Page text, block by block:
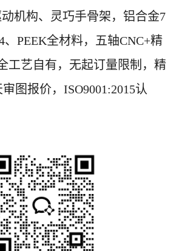
机构、灵巧手骨架，铝合金7
、PEEK全材料，五轴CNC+精
工艺自有， 无起订量限制 ，精
图报价，ISO9001:2015认